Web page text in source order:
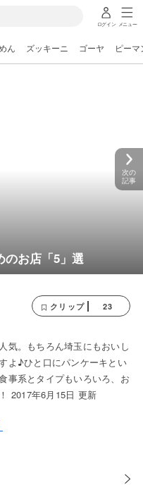
ログイン メニュー
ん ズッキーニ ゴーヤ ピーマ
のお店「5」選
次の
記事
クリップ 23
気。もちろん埼玉にもおいし
よ♪ひと口にパンケーキとい
事系とタイプもいろいろ、お
2017年6月15日 更新